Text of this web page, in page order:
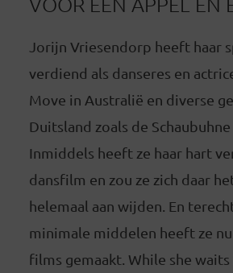
Jorijn Vriesendorp heeft haar
verdiend als danseres en
Move in Australië en diverse
Duitsland zoals de
Inmiddels heeft ze haar hart
dansfilm en zou ze zich daar
helemaal aan wijden. En
minimale middelen heeft ze
films gemaakt. While she